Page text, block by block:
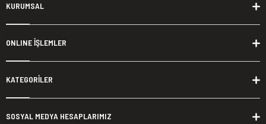
KURUMSAL
ONLINE İŞLEMLER
KATEGORİLER
SOSYAL MEDYA HESAPLARIMIZ